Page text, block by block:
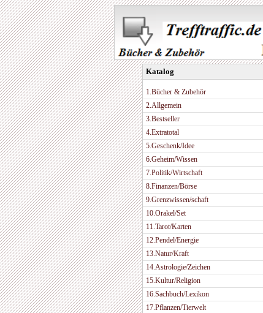
Katalog
1.Bücher & Zubehör
2.Allgemein
3.Bestseller
4.Extratotal
5.Geschenk/Idee
6.Geheim/Wissen
7.Politik/Wirtschaft
8.Finanzen/Börse
9.Grenzwissen/schaft
10.Orakel/Set
11.Tarot/Karten
12.Pendel/Energie
13.Natur/Kraft
14.Astrologie/Zeichen
15.Kultur/Religion
16.Sachbuch/Lexikon
17.Pflanzen/Tierwelt